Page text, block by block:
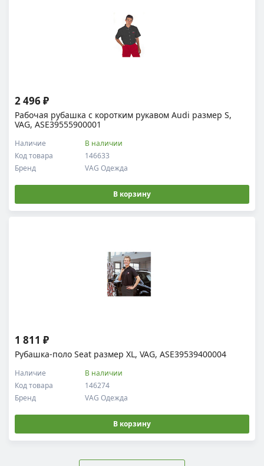
Рабочая рубашка с коротким рукавом Audi размер S,
VAG, ASE39555900001
Код товара 146633
Наличие В наличии
Бренд VAG Одежда
2 496 ₽
В корзину
Рубашка-поло Seat размер XL, VAG, ASE39539400004
Код товара 146274
Наличие В наличии
Бренд VAG Одежда
1 811 ₽
В корзину